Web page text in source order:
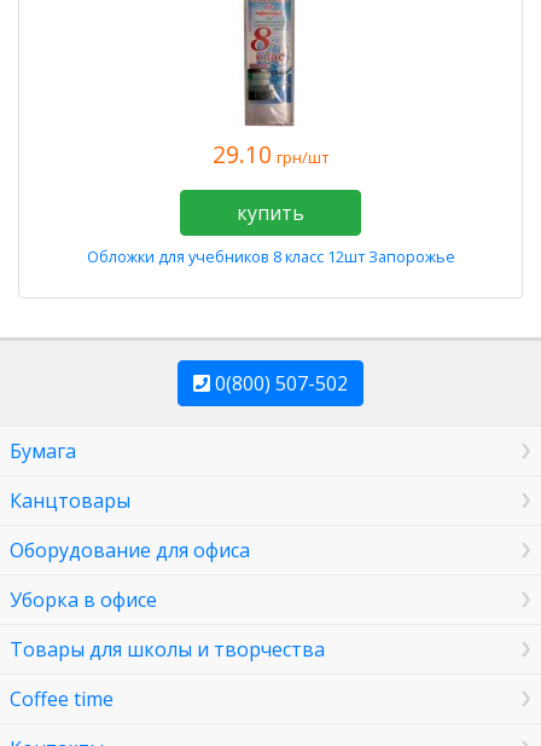
29.10 грн/шт
купить
Обложки для учебников 8 класс 12шт Запорожье
0(800) 507-502
Бумага
Канцтовары
Оборудование для офиса
Уборка в офисе
Товары для школы и творчества
Coffee time